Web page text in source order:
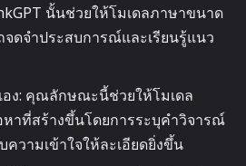
นั้นช่วยให้โมเดลภาษาขนาด
ดจำประสบการณ์และเรียนรู้แนว
อง: คุณลักษณะนี้ช่วยให้โมเดล
หาที่สร้างขึ้นโดยการระบุคำวิจารณ์
วามเข้าใจให้ละเอียดยิ่งขึ้น